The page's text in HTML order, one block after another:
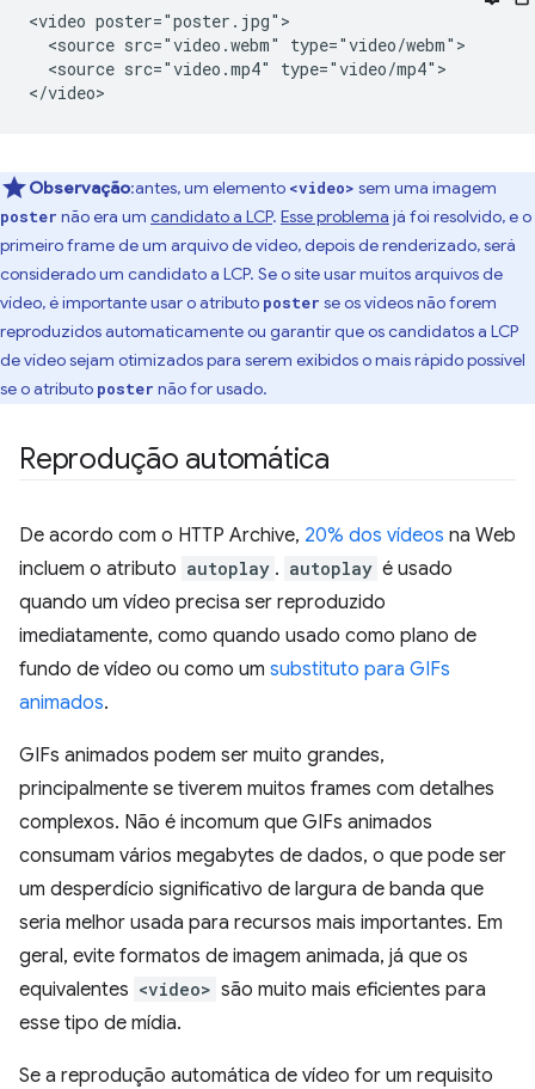
<video poster="poster.jpg">
  <source src="video.webm" type="video/webm">
  <source src="video.mp4" type="video/mp4">
Observação:antes, um elemento <video> sem uma imagem
poster não era um candidato a LCP. Esse problema já foi resolvido, e o
primeiro frame de um arquivo de vídeo, depois de renderizado, será
considerado um candidato a LCP. Se o site usar muitos arquivos de
vídeo, é importante usar o atributo poster se os vídeos não forem
reproduzidos automaticamente ou garantir que os candidatos a LCP
de vídeo sejam otimizados para serem exibidos o mais rápido possível
se o atributo poster não for usado.
Reprodução automática
De acordo com o HTTP Archive, 20% dos vídeos na Web
incluem o atributo autoplay . autoplay é usado
quando um vídeo precisa ser reproduzido
imediatamente, como quando usado como plano de
fundo de vídeo ou como um substituto para GIFs
animados.
GIFs animados podem ser muito grandes,
principalmente se tiverem muitos frames com detalhes
complexos. Não é incomum que GIFs animados
consumam vários megabytes de dados, o que pode ser
um desperdício significativo de largura de banda que
seria melhor usada para recursos mais importantes. Em
geral, evite formatos de imagem animada, já que os
equivalentes <video> são muito mais eficientes para
esse tipo de mídia.
Se a reprodução automática de vídeo for um requisito